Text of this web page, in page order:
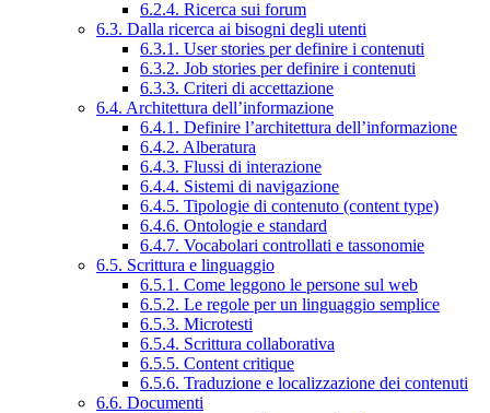
6.2.4. Ricerca sui forum
6.3. Dalla ricerca ai bisogni degli utenti
6.3.1. User stories per definire i contenuti
6.3.2. Job stories per definire i contenuti
6.3.3. Criteri di accettazione
6.4. Architettura dell’informazione
6.4.1. Definire l’architettura dell’informazione
6.4.2. Alberatura
6.4.3. Flussi di interazione
6.4.4. Sistemi di navigazione
6.4.5. Tipologie di contenuto (content type)
6.4.6. Ontologie e standard
6.4.7. Vocabolari controllati e tassonomie
6.5. Scrittura e linguaggio
6.5.1. Come leggono le persone sul web
6.5.2. Le regole per un linguaggio semplice
6.5.3. Microtesti
6.5.4. Scrittura collaborativa
6.5.5. Content critique
6.5.6. Traduzione e localizzazione dei contenuti
6.6. Documenti